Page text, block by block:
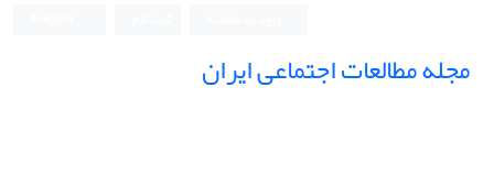
مجله مطالعات اجتماعی ایران